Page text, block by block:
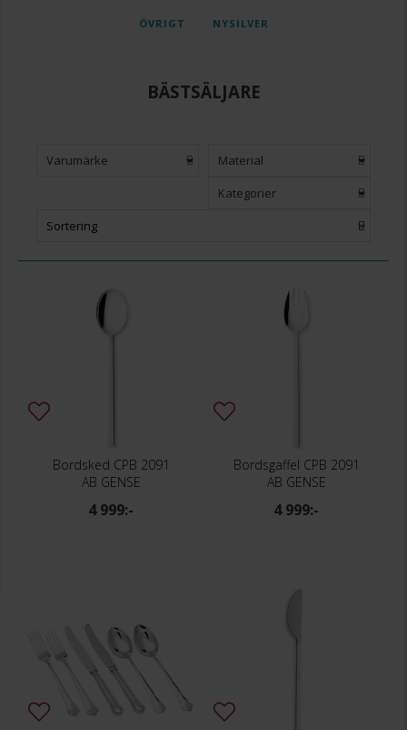
ÖVRIGT NYSILVER
BÄSTSÄLJARE
Varumärke Material
Kategorier
Sortering
Bordsked CPB 2091
AB GENSE
4 999:-
Bordsgaffel CPB 2091
AB GENSE
4 999:-